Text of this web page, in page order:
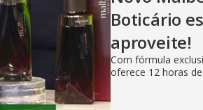
Boticário
aproveite!
Com fórmula
oferece 12 horas